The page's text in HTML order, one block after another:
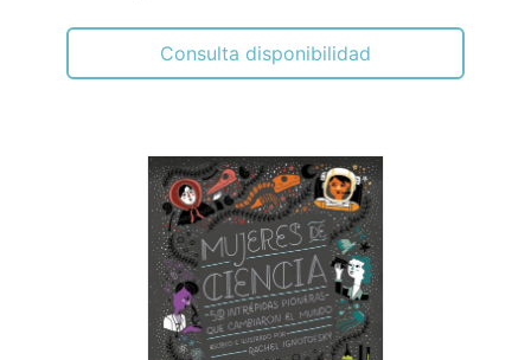
Consulta disponibilidad